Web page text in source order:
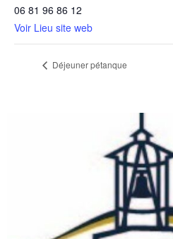
06 81 96 86 12
Voir Lieu site web
Déjeuner pétanque